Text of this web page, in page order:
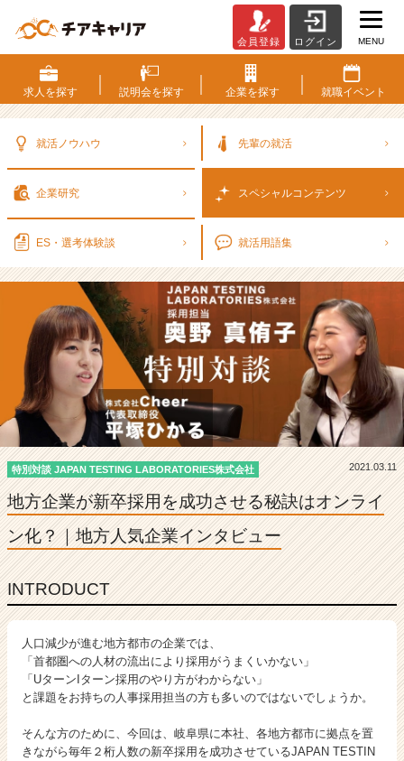
方
企
業
を
る
訣
は
オ
ン
ラ
イ
ン
｜
方
業
イ
ン
タ
ビ
ー
-
会員登録 ログイン MENU
求人を探す 説明会を探す 企業を探す 就職イベント
就活ノウハウ 先輩の就活
企業研究 スペシャルコンテンツ
ES・選考体験談 就活用語集
特別対談 JAPAN TESTING LABORATORIES株式会社 2021.03.11
地方企業が新卒採用を成功させる秘訣はオンライ
ン化？｜ 地方人気企業インタビュー
INTRODUCT
人口減少が進む地方都市の企業では、
「首都圏への人材の流出により採用がうまくいかない」
「UターンIターン採用のやり方がわからない」
と課題をお持ちの人事採用担当の方も多いのではないでしょうか。
そんな方のために、今回は、岐阜県に本社、各地方都市に拠点を置
きながら毎年２桁人数の新卒採用を成功させているJAPAN TESTIN